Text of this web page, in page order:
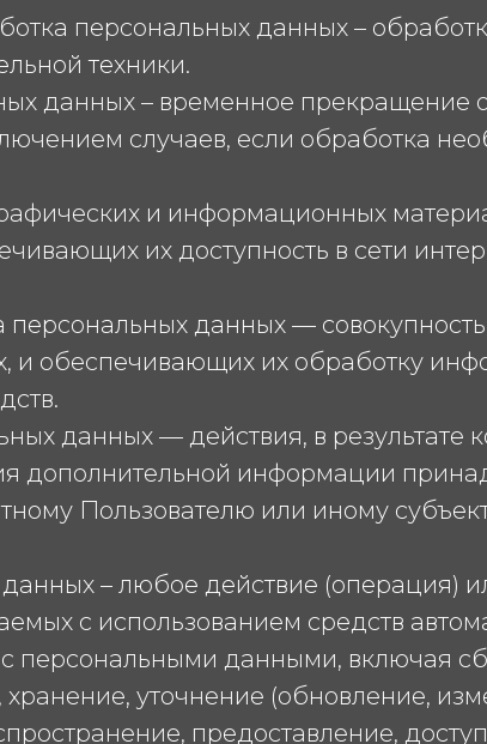
персональных данных –
техники.
данных – временное прекращение
случаев, если обработка
и информационных
их доступность в сети
данных —
и обеспечивающих их обработку
данных — действия, в результате
дополнительной информации
Пользователю или иному
– любое действие (операция)
с использованием средств
с персональными данными, включая
уточнение (обновление,
предоставление,